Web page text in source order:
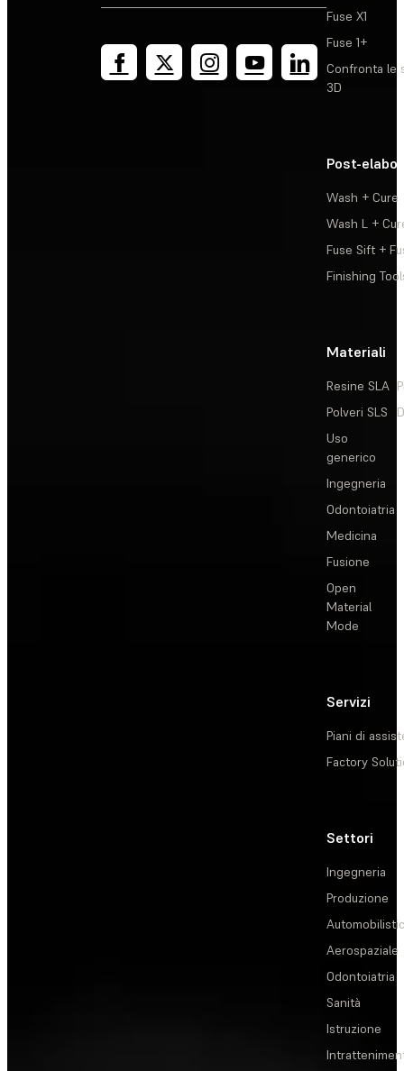
Fuse X1
Fuse 1+
Confronta le
3D
Post-
Wash + Cure
Wash L +
Fuse Sift +
Finishing
Materiali
Resine SLA
Polveri SLS
Uso
generico
Ingegneria
Odontoiatria
Medicina
Fusione
Open
Material
Mode
Servizi
Piani di
Factory
Settori
Ingegneria
Produzione
Aerospaziale
Odontoiatria
Sanità
Istruzione